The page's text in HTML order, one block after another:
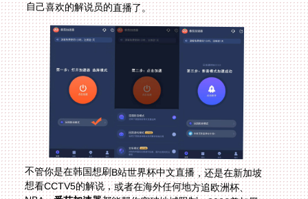
自己喜欢的解说员的直播了。
不管你是在韩国想刷B站世界杯中文直播，还是在新加坡
想看CCTV5的解说，或者在海外任何地方追欧洲杯、